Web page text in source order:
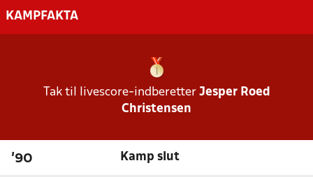
KAMPFAKTA
Tak til livescore-indberetter Jesper Roed
Christensen
'90 Kamp slut